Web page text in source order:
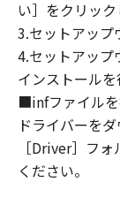
びその複製
のとします
(5) 上記に
から第7条
定は、本契
９．U.S.
NOTICE
“米国政府
い］をクリック
3.セットアップ
4.セットアップ
インストールを
■infファイル
ドライバーを
［Driver］フ
ください。